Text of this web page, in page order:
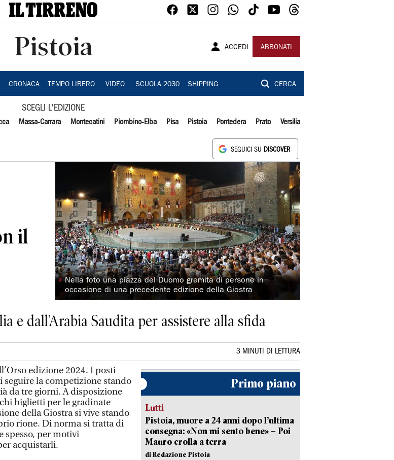
Pistoia ACCEDI ABBONATI
CRONACA TEMPO LIBERO VIDEO SCUOLA 2030 SHIPPING CERCA
SCEGLI L'EDIZIONE
Massa-Carrara Montecatini Piombino-Elba Pisa Pistoia Pontedera Prato Versilia
SEGUICI SU DISCOVER
il
◗Nella foto una piazza del Duomo gremita di persone in
occasione di una precedente edizione della Giostra
e dall’Arabia Saudita per assistere alla sfida
3 MINUTI DI LETTURA
edizione 2024. I posti
la competizione stando
da tre giorni. A disposizione
biglietti per le gradinate
della Giostra si vive stando
rione. Di norma si tratta di
spesso, per motivi
acquistarli.
Primo piano
Lutti
Pistoia, muore a 24 anni dopo l’ultima
consegna: «Non mi sento bene» – Poi
Mauro crolla a terra
di Redazione Pistoia